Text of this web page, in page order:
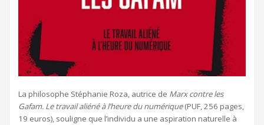
La philosophe Stéphanie Roza, autrice de Marx contre les
Gafam. Le travail aliéné à l’heure du numérique(PUF, 256 pages,
19 euros), souligne que l’individu a une aspiration naturelle à